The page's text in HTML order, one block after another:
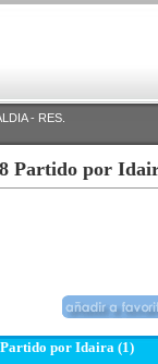
- RES.
Partido por
por Idaira (1)